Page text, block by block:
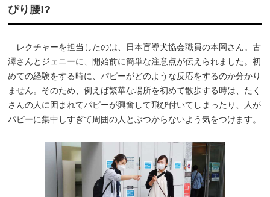
ぴり腰!?
レクチャーを担当したのは、日本盲導犬協会職員の本岡さん。古
澤さんとジェニーに、開始前に簡単な注意点が伝えられました。初
めての経験をする時に、パピーがどのような反応をするのか分かり
ません。そのため、例えば繁華な場所を初めて散歩する時は、たく
さんの人に囲まれてパピーが興奮して飛び付いてしまったり、人が
パピーに集中しすぎて周囲の人とぶつからないよう気をつけます。